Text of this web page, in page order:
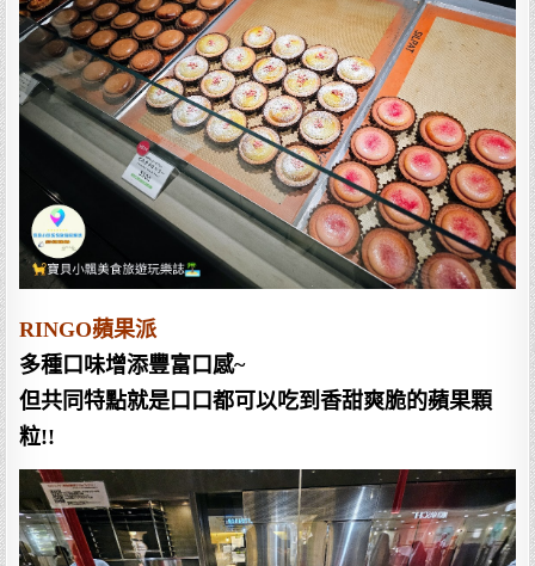
RINGO蘋果派
多種口味增添豐富口感~
但共同特點就是口口都可以吃到香甜爽脆的蘋果顆
粒!!